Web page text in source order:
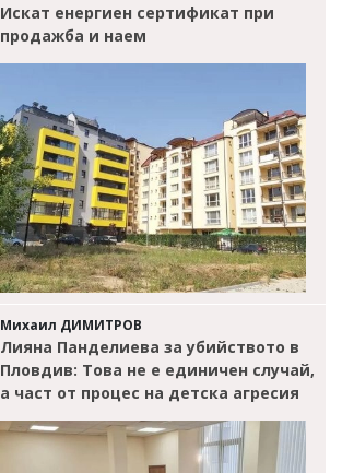
Искат енергиен сертификат при
продажба и наем
Михаил ДИМИТРОВ
Лияна Панделиева за убийството в
Пловдив: Това не е единичен случай,
а част от процес на детска агресия